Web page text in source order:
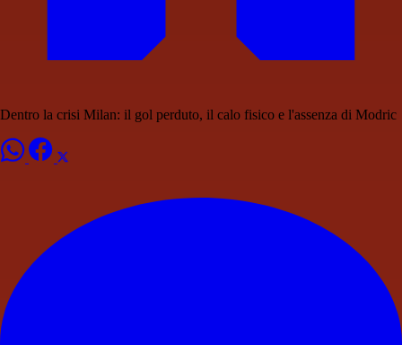
Dentro la crisi Milan: il gol perduto, il calo fisico e l'assenza di Modric